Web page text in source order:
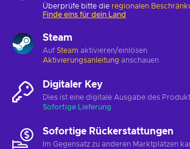
Überprüfe bitte die regionalen
Finde eins für dein Land
Steam
Auf Steam aktivieren/einlösen
Aktivierungsanleitung anschauen
Digitaler Key
Dies ist eine digitale Ausgabe des
Sofortige Lieferung
Sofortige Rückerstattungen
Im Gegensatz zu anderen Marktplätzen